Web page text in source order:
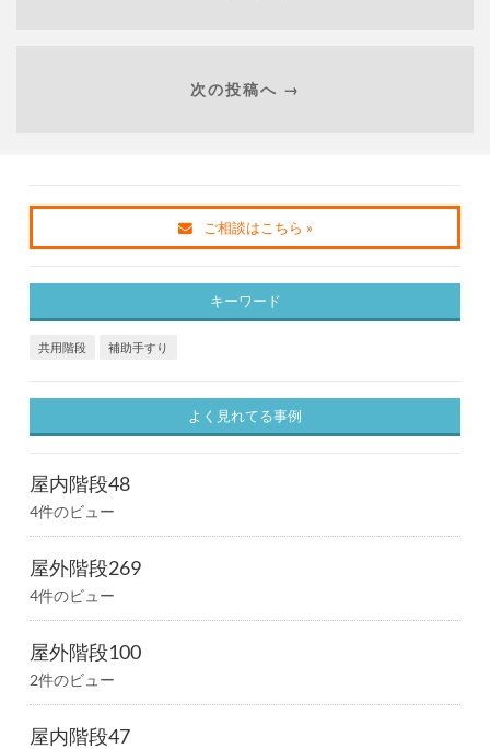
次の投稿へ →
ご相談はこちら »
キーワード
共用階段 補助手すり
よく見れてる事例
屋内階段48
4件のビュー
屋外階段269
4件のビュー
屋外階段100
2件のビュー
屋内階段47